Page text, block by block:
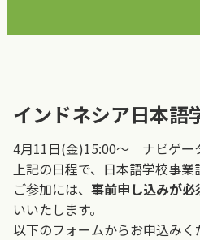
インドネシア日本語
4月11日(金)15:00～ ナビゲー
上記の日程で、日本語学校事業
ご参加には、 事前申し込みが必
いいたします。
以下のフォームからお申込みく